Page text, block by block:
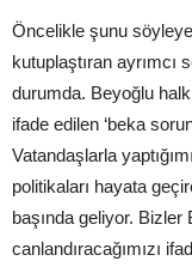
Öncelikle şunu
kutuplaştıran ayrımcı
durumda. Beyoğlu
ifade edilen ‘beka
Vatandaşlarla
politikaları hayata
başında geliyor. Bizler
canlandıracağımızı